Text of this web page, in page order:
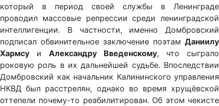
который в период своей службы в Ленинграде
проводил массовые репрессии среди ленинградской
интеллигенции. В частности, именно Домбровский
подписал обвинительное заключение поэтам Даниилу
Хармсу и Александру Введенскому, что сыграло
роковую роль в их дальнейшей судьбе. Впоследствии
Домбровский как начальник Калининского управления
НКВД был расстрелян, однако во время хрущёвской
оттепели почему-то реабилитирован. Об этом чекисте